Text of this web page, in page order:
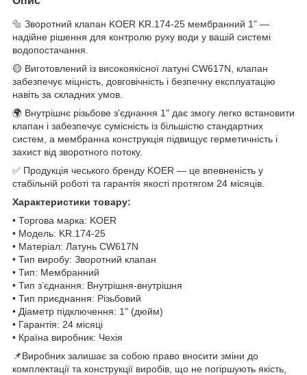
🔩 Зворотний клапан KOER KR.174-25 мембранний 1" —
надійне рішення для контролю руху води у вашій системі
водопостачання.
🟡 Виготовлений із високоякісної латуні CW617N, клапан
забезпечує міцність, довговічність і безпечну експлуатацію
навіть за складних умов.
🌍 Внутрішнє різьбове з’єднання 1" дає змогу легко встановити
клапан і забезпечує сумісність із більшістю стандартних
систем, а мембранна конструкція підвищує герметичність і
захист від зворотного потоку.
✅ Продукція чеського бренду KOER — це впевненість у
стабільній роботі та гарантія якості протягом 24 місяців.
Характеристики товару:
• Торгова марка: KOER
• Модель: KR.174-25
• Матеріал: Латунь CW617N
• Тип виробу: Зворотний клапан
• Тип: Мембранний
• Тип з’єднання: Внутрішня-внутрішня
• Тип приєднання: Різьбовий
• Діаметр підключення: 1" (дюйм)
• Гарантія: 24 місяці
• Країна виробник: Чехія
📌Виробник залишає за собою право вносити зміни до
комплектації та конструкції виробів, що не погіршують якість,